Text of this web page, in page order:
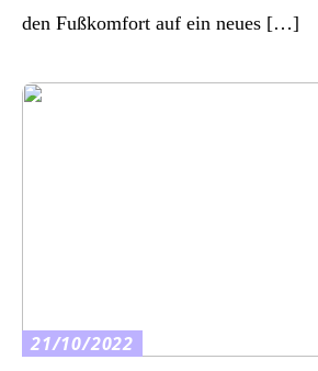
den Fußkomfort auf ein neues […]
21/10/2022